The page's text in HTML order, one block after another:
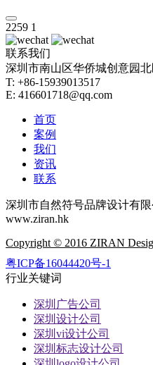
2259 1
联系我们
深圳市南山区华侨城创意园
T: +86-15939013517
E: 416601718@qq.com
首页
案例
我们
资讯
联系
深圳市自然符号品牌设计有限
www.ziran.hk
Copyright © 2016 ZIRAN
粤ICP备16044420号-1
行业关键词
深圳广告公司
深圳设计公司
深圳vi设计公司
深圳标志设计公司